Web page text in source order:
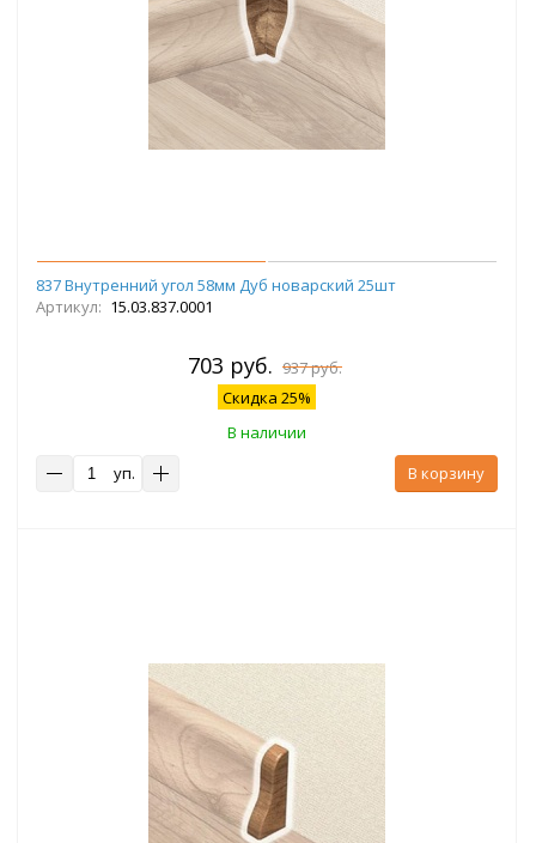
837 Внутренний угол 58мм Дуб новарский 25шт
Артикул: 15.03.837.0001
703 руб. 937 руб.
Скидка 25%
В наличии
уп.
В корзину